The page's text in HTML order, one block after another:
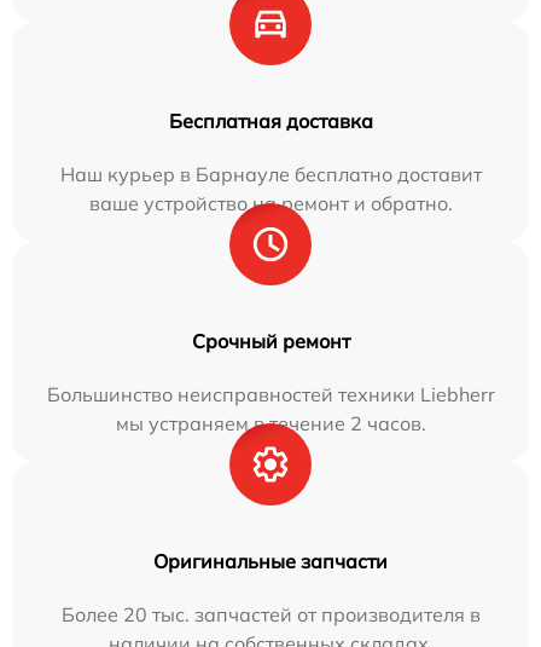
Бесплатная доставка
Наш курьер в Барнауле бесплатно доставит
ваше устройство на ремонт и обратно.
Срочный ремонт
Большинство неисправностей техники Liebherr
мы устраняем в течение 2 часов.
Оригинальные запчасти
Более 20 тыс. запчастей от производителя в